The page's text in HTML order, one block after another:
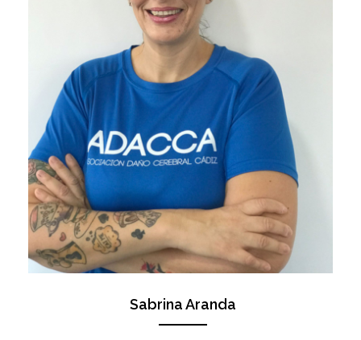
Sabrina Aranda